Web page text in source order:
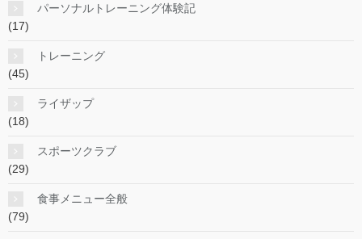
パーソナルトレーニング体験記
(17)
トレーニング
(45)
ライザップ
(18)
スポーツクラブ
(29)
食事メニュー全般
(79)